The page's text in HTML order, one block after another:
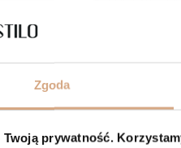
Zgoda
Twoją prywatność.